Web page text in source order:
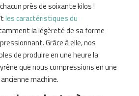
près de soixante kilos !
les caractéristiques du
la légèreté de sa forme
Grâce à elle, nos
de produire en une heure la
que nous compressions en une
machine.